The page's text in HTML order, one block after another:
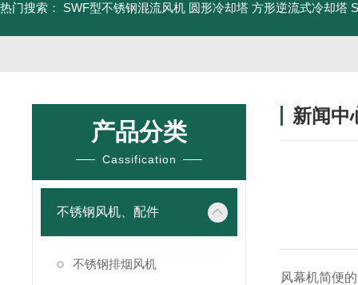
热门搜索： SWF型不锈钢混流风机 圆形冷却塔 方形逆流式冷却塔
产品分类
Cassification
不锈钢风机、配件
不锈钢排烟风机
新闻中
风幕机简便